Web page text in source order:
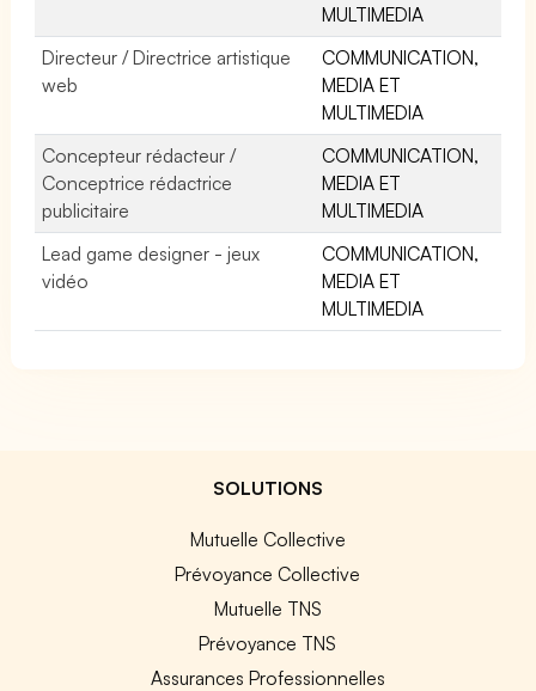
MULTIMEDIA
Directeur / Directrice artistique
web
COMMUNICATION,
MEDIA ET
MULTIMEDIA
Concepteur rédacteur /
Conceptrice rédactrice
publicitaire
COMMUNICATION,
MEDIA ET
MULTIMEDIA
Lead game designer - jeux
vidéo
COMMUNICATION,
MEDIA ET
MULTIMEDIA
SOLUTIONS
Mutuelle Collective
Prévoyance Collective
Mutuelle TNS
Prévoyance TNS
Assurances Professionnelles